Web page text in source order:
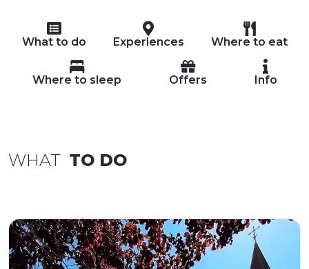
What to do Experiences Where to eat
Where to sleep Offers Info
WHAT TO DO